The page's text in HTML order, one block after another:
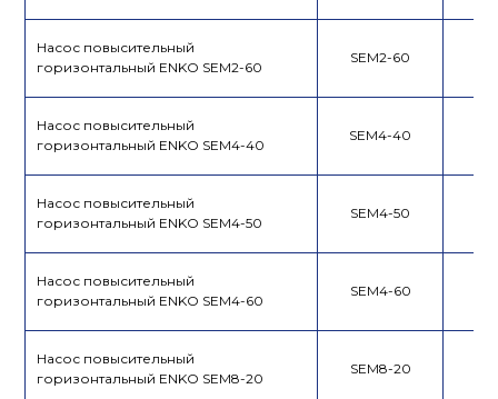
Насос повысительный
горизонтальный ENKO SEM2-60
SEM2-60
Насос повысительный
горизонтальный ENKO SEM4-40
SEM4-40
Насос повысительный
горизонтальный ENKO SEM4-50
SEM4-50
Насос повысительный
горизонтальный ENKO SEM4-60
SEM4-60
Насос повысительный
горизонтальный ENKO SEM8-20
SEM8-20